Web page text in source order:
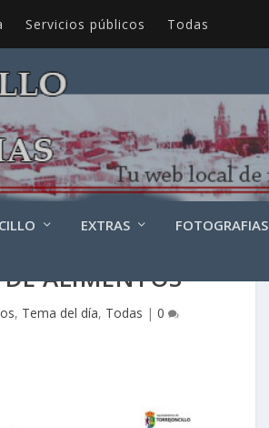
Servicios públicos Todas
EXTRAS FOTOGRAFIAS
ALIMENTOS
, Tema del día, Todas | 0